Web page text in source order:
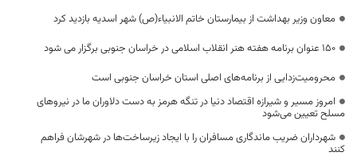
معاون وزیر بهداشت از بیمارستان خاتم الانبیاء(ص) شهر اسدیه بازدید کرد
150 عنوان برنامه هفته هنر انقلاب اسلامی در خراسان جنوبی برگزار می شود
محرومیت‌زدایی از برنامه‌های اصلی استان خراسان جنوبی است
امروز مسیر و شیرازه اقتصاد دنیا در تنگه هرمز به دست دلاوران ما در نیروهای
مسلح تعیین می‌شود
شهرداران ضریب ماندگاری مسافران را با ایجاد زیرساخت‌ها در شهرشان فراهم
کنند